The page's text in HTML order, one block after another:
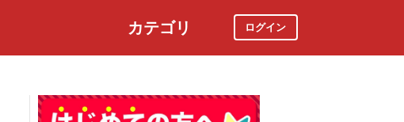
カテゴリ ログイン